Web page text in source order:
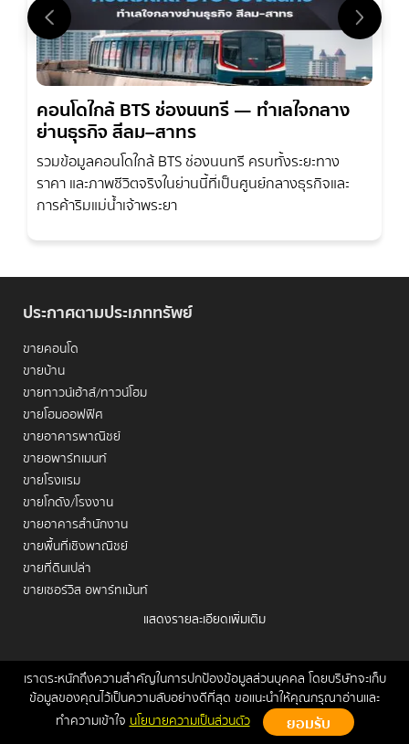
เราตระหนักถึงความสำคัญในการปกป้องข้อมูลส่วนบุคคล โดยบริษัทจะเก็บ
ข้อมูลของคุณไว้เป็นความลับอย่างดีที่สุด ขอแนะนำให้คุณกรุณาอ่านและ
ทำความเข้าใจนโยบายความเป็นส่วนตัว
คอนโดใกล้ BTS ช่องนนทรี — ทำเลใจกลาง
ย่านธุรกิจ สีลม–สาทร
รวมข้อมูลคอนโดใกล้ BTS ช่องนนทรี ครบทั้งระยะทาง
ราคา และภาพชีวิตจริงในย่านนี้ที่เป็นศูนย์กลางธุรกิจและ
การค้าริมแม่น้ำเจ้าพระยา
ประกาศตามประเภททรัพย์
ขายคอนโด
ขายบ้าน
ขายทาวน์เฮ้าส์/ทาวน์โฮม
ขายโฮมออฟฟิศ
ขายอาคารพาณิชย์
ขายอพาร์ทเมนท์
ขายโรงแรม
ขายโกดัง/โรงงาน
ขายอาคารสำนักงาน
ขายพื้นที่เชิงพาณิชย์
ขายที่ดินเปล่า
ขายเซอร์วิส อพาร์ทเม้นท์
เช่าบ้าน
เช่าทาวน์เฮ้าส์/ทาวน์โฮม
เช่าโฮมออฟฟิศ
เช่าอาคารพาณิชย์
แสดงรายละเอียดเพิ่มเติม
หน้าหลัก ขาย เช่า ฝากขาย/เช่า ข่าวสาร ติดต่อเรา
Site
Map
Copyrights © 2026, Connex Property